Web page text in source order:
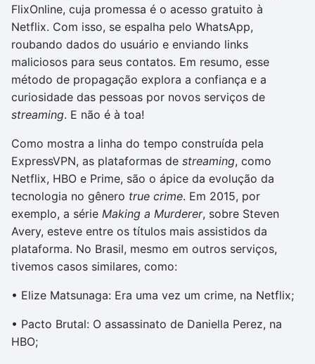
FlixOnline, cuja promessa é o acesso gratuito à
Netflix. Com isso, se espalha pelo WhatsApp,
roubando dados do usuário e enviando links
maliciosos para seus contatos. Em resumo, esse
método de propagação explora a confiança e a
curiosidade das pessoas por novos serviços de
streaming. E não é à toa!
Como mostra a linha do tempo construída pela
ExpressVPN, as plataformas de streaming, como
Netflix, HBO e Prime, são o ápice da evolução da
tecnologia no gênero true crime. Em 2015, por
exemplo, a série Making a Murderer, sobre Steven
Avery, esteve entre os títulos mais assistidos da
plataforma. No Brasil, mesmo em outros serviços,
tivemos casos similares, como:
• Elize Matsunaga: Era uma vez um crime, na Netflix;
• Pacto Brutal: O assassinato de Daniella Perez, na
HBO;